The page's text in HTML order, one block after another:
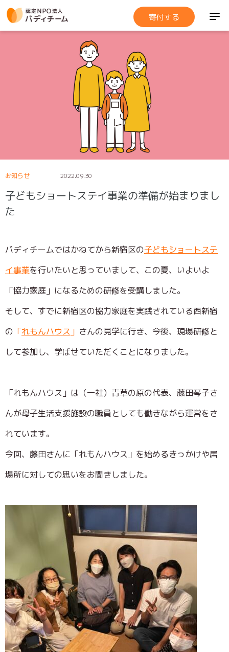
寄付する
お知らせ 2022.09.30
子どもショートステイ事業の準備が始まりまし
た
バディチームではかねてから新宿区の子どもショートステ
イ事業を行いたいと思っていまして、この夏、いよいよ
「協力家庭」になるための研修を受講しました。
そして、すでに新宿区の協力家庭を実践されている西新宿
の 「れもんハウス 」 さんの見学に行き、今後、現場研修と
して参加し、学ばせていただくことになりました。
「れもんハウス」は（一社）青草の原の代表、藤田琴子さ
んが母子生活支援施設の職員としても働きながら運営をさ
れています。
今回、藤田さんに「れもんハウス」を始めるきっかけや居
場所に対しての思いをお聞きしました。